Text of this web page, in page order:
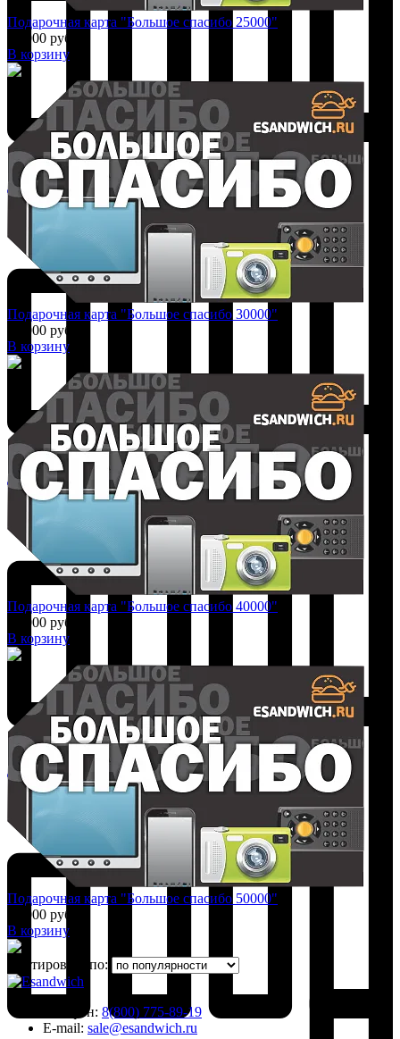
Добавить к сравнению
Подарочная карта "Большое спасибо 25000"
25 000 руб.
В корзину
Добавить к сравнению
Подарочная карта "Большое спасибо 30000"
30 000 руб.
В корзину
Добавить к сравнению
Подарочная карта "Большое спасибо 40000"
40 000 руб.
В корзину
Подарочная карта "Большое спасибо 50000"
50 000 руб.
В корзину
Сортировать по:
Телефон: 8(800) 775-89-19
E-mail: sale@esandwich.ru